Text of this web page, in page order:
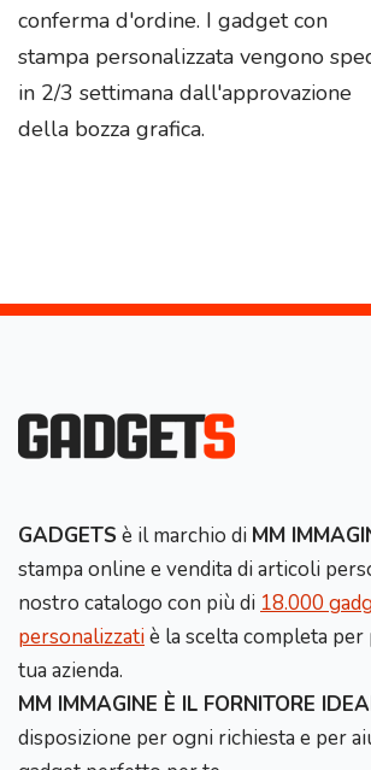
conferma d'ordine. I gadget con
stampa personalizzata vengono
in 2/3 settimana dall'approvazione
della bozza grafica.
GADGETS è il marchio di MM
stampa online e vendita di articoli
nostro catalogo con più di 18.000
personalizzatiè la scelta completa
tua azienda.
MM IMMAGINE È IL FORNITORE
disposizione per ogni richiesta e per